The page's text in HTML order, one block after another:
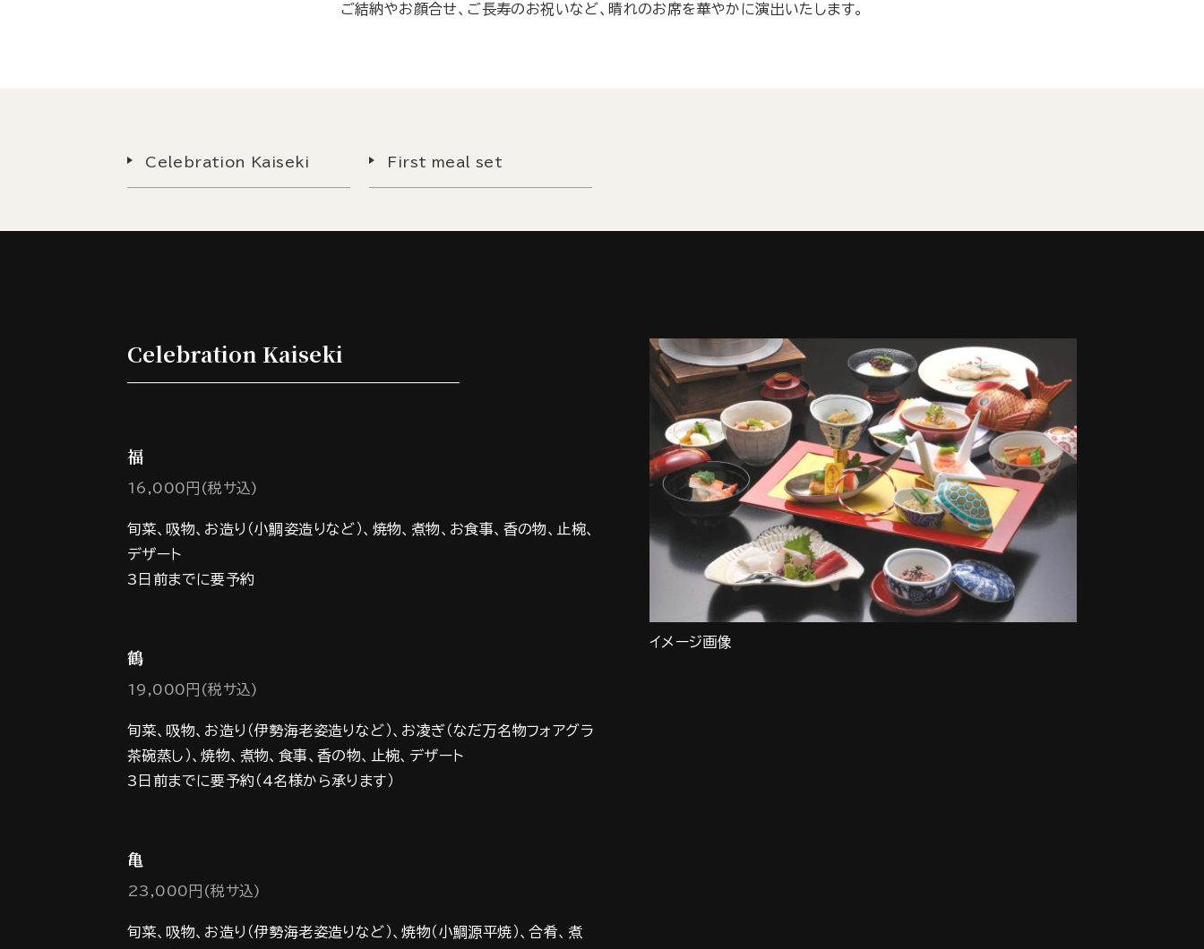
ご結納やお顔合せ、ご長寿のお祝いなど、晴れのお席を華やかに演出いたします。
Celebration Kaiseki First meal set
Celebration Kaiseki
イメージ画像
福
16,000円(税サ込)
旬菜、吸物、お造り（小鯛姿造りなど）、焼物、煮物、お食事、香の物、止椀、
デザート
3日前までに要予約
鶴
19,000円(税サ込)
旬菜、吸物、お造り（伊勢海老姿造りなど）、お凌ぎ（なだ万名物フォアグラ
茶碗蒸し）、焼物、煮物、食事、香の物、止椀、デザート
3日前までに要予約（4名様から承ります）
亀
23,000円(税サ込)
旬菜、吸物、お造り（伊勢海老姿造りなど）、焼物（小鯛源平焼）、合肴、煮